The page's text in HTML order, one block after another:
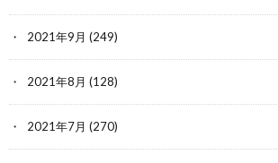
2021年9月 (249)
2021年8月 (128)
2021年7月 (270)